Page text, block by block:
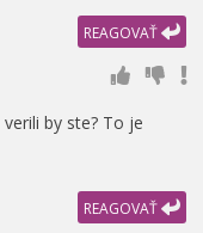
REAGOVAŤ
verili by ste? To je
REAGOVAŤ